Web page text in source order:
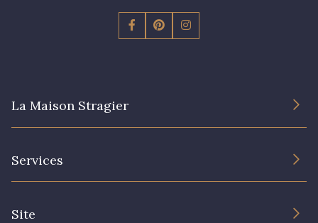
La Maison Stragier
Services
Site